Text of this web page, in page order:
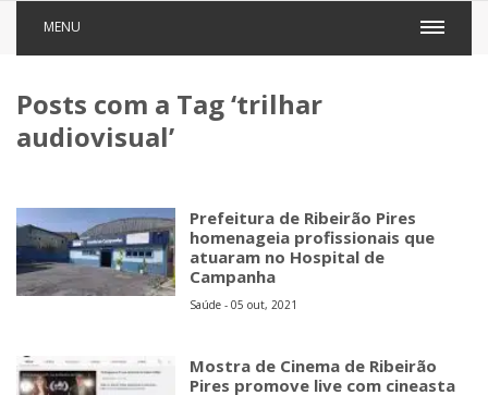
MENU
Posts com a Tag ‘trilhar
audiovisual’
Prefeitura de Ribeirão Pires
homenageia profissionais que
atuaram no Hospital de
Campanha
Saúde - 05 out, 2021
Mostra de Cinema de Ribeirão
Pires promove live com cineasta